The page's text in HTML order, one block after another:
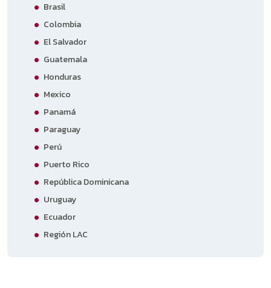
Brasil
Colombia
El Salvador
Guatemala
Honduras
Mexico
Panamá
Paraguay
Perú
Puerto Rico
República Dominicana
Uruguay
Ecuador
Región LAC